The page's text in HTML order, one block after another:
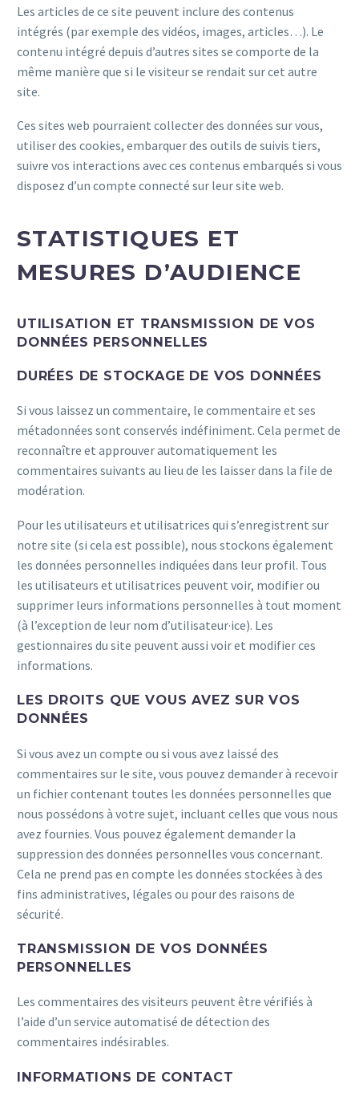
Les articles de ce site peuvent inclure des contenus
intégrés (par exemple des vidéos, images, articles…). Le
contenu intégré depuis d’autres sites se comporte de la
même manière que si le visiteur se rendait sur cet autre
site.
Ces sites web pourraient collecter des données sur vous,
utiliser des cookies, embarquer des outils de suivis tiers,
suivre vos interactions avec ces contenus embarqués si vous
disposez d’un compte connecté sur leur site web.
STATISTIQUES ET
MESURES D’AUDIENCE
UTILISATION ET TRANSMISSION DE VOS
DONNÉES PERSONNELLES
DURÉES DE STOCKAGE DE VOS DONNÉES
Si vous laissez un commentaire, le commentaire et ses
métadonnées sont conservés indéfiniment. Cela permet de
reconnaître et approuver automatiquement les
commentaires suivants au lieu de les laisser dans la file de
modération.
Pour les utilisateurs et utilisatrices qui s’enregistrent sur
notre site (si cela est possible), nous stockons également
les données personnelles indiquées dans leur profil. Tous
les utilisateurs et utilisatrices peuvent voir, modifier ou
supprimer leurs informations personnelles à tout moment
(à l’exception de leur nom d’utilisateur·ice). Les
gestionnaires du site peuvent aussi voir et modifier ces
informations.
LES DROITS QUE VOUS AVEZ SUR VOS
DONNÉES
Si vous avez un compte ou si vous avez laissé des
commentaires sur le site, vous pouvez demander à recevoir
un fichier contenant toutes les données personnelles que
nous possédons à votre sujet, incluant celles que vous nous
avez fournies. Vous pouvez également demander la
suppression des données personnelles vous concernant.
Cela ne prend pas en compte les données stockées à des
fins administratives, légales ou pour des raisons de
sécurité.
TRANSMISSION DE VOS DONNÉES
PERSONNELLES
Les commentaires des visiteurs peuvent être vérifiés à
l’aide d’un service automatisé de détection des
commentaires indésirables.
INFORMATIONS DE CONTACT